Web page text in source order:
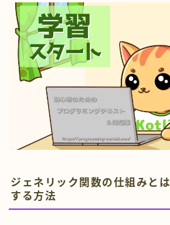
ジェネリック関数の仕組みと
する方法